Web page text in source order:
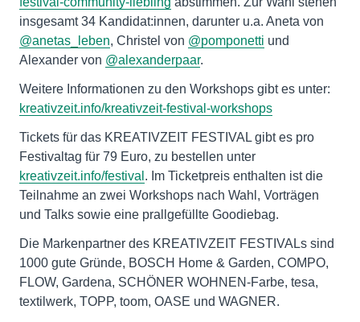
insgesamt 34 Kandidat:innen, darunter u.a. Aneta von
@anetas_leben, Christel von @pomponetti und
Alexander von @alexanderpaar.
Weitere Informationen zu den Workshops gibt es unter:
kreativzeit.info/kreativzeit-festival-workshops
Tickets für das KREATIVZEIT FESTIVAL gibt es pro
Festivaltag für 79 Euro, zu bestellen unter
kreativzeit.info/festival . Im Ticketpreis enthalten ist die
Teilnahme an zwei Workshops nach Wahl, Vorträgen
und Talks sowie eine prallgefüllte Goodiebag.
Die Markenpartner des KREATIVZEIT FESTIVALs sind
1000 gute Gründe, BOSCH Home & Garden, COMPO,
FLOW, Gardena, SCHÖNER WOHNEN-Farbe, tesa,
textilwerk, TOPP, toom, OASE und WAGNER.